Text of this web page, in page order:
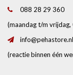
088 28 29 360
(maandag t/m
info@pehastore.nl
(reactie binnen één